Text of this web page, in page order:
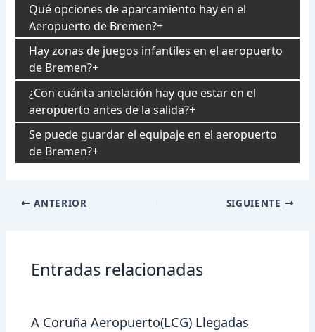
Qué opciones de aparcamiento hay en el
Aeropuerto de Bremen?
Hay zonas de juegos infantiles en el aeropuerto
de Bremen?
¿Con cuánta antelación hay que estar en el
aeropuerto antes de la salida?
Se puede guardar el equipaje en el aeropuerto
de Bremen?
Navegación
ANTERIOR SIGUIENTE
Entradas relacionadas
A Coruña Aeropuerto(LCG) Llegadas